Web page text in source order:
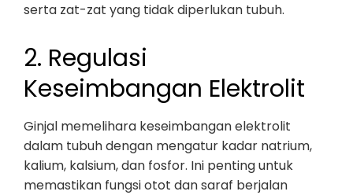
serta zat-zat yang tidak diperlukan tubuh.
2. Regulasi
Keseimbangan Elektrolit
Ginjal memelihara keseimbangan elektrolit
dalam tubuh dengan mengatur kadar natrium,
kalium, kalsium, dan fosfor. Ini penting untuk
memastikan fungsi otot dan saraf berjalan